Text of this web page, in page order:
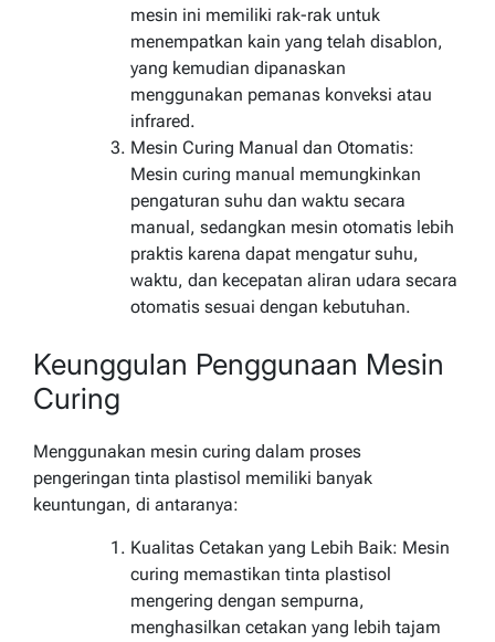
mesin ini memiliki rak-rak untuk
menempatkan kain yang telah disablon,
yang kemudian dipanaskan
menggunakan pemanas konveksi atau
infrared.
Mesin Curing Manual dan Otomatis:
Mesin curing manual memungkinkan
pengaturan suhu dan waktu secara
manual, sedangkan mesin otomatis lebih
praktis karena dapat mengatur suhu,
waktu, dan kecepatan aliran udara secara
otomatis sesuai dengan kebutuhan.
Keunggulan Penggunaan Mesin
Curing
Menggunakan mesin curing dalam proses
pengeringan tinta plastisol memiliki banyak
keuntungan, di antaranya:
Kualitas Cetakan yang Lebih Baik: Mesin
curing memastikan tinta plastisol
mengering dengan sempurna,
menghasilkan cetakan yang lebih tajam